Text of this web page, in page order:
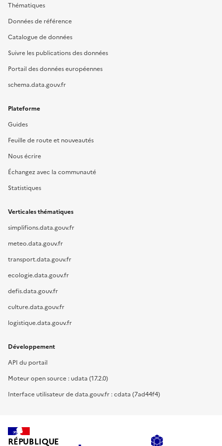
Thématiques
Données de référence
Catalogue de données
Suivre les publications des données
Portail des données européennes
schema.data.gouv.fr
Plateforme
Guides
Feuille de route et nouveautés
Nous écrire
Échangez avec la communauté
Statistiques
Verticales thématiques
simplifions.data.gouv.fr
meteo.data.gouv.fr
transport.data.gouv.fr
ecologie.data.gouv.fr
defis.data.gouv.fr
culture.data.gouv.fr
logistique.data.gouv.fr
Développement
API du portail
Moteur open source : udata (17.2.0)
Interface utilisateur de data.gouv.fr : cdata (7ad44f4)
RÉPUBLIQUE